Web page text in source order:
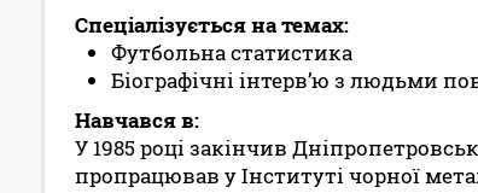
Спеціалізується на темах:
Футбольна статистика
Біографічні інтерв’ю з людьми
Навчався в:
У 1985 році закінчив
пропрацював у Інституті чорної